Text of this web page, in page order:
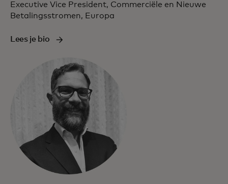
Executive Vice President, Commerciële en Nieuwe
Betalingsstromen, Europa
Lees je bio